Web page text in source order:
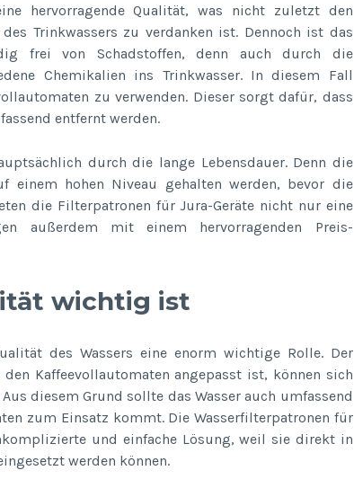
hervorragende Qualität, was nicht zuletzt den
Trinkwassers zu verdanken ist. Dennoch ist das
frei von Schadstoffen, denn auch durch die
Chemikalien ins Trinkwasser. In diesem Fall
zu verwenden. Dieser sorgt dafür, dass
entfernt werden.
durch die lange Lebensdauer. Denn die
einem hohen Niveau gehalten werden, bevor die
die Filterpatronen für Jura-Geräte nicht nur eine
außerdem mit einem hervorragenden Preis-
wichtig ist
des Wassers eine enorm wichtige Rolle. Der
Kaffeevollautomaten angepasst ist, können sich
diesem Grund sollte das Wasser auch umfassend
zum Einsatz kommt. Die Wasserfilterpatronen für
und einfache Lösung, weil sie direkt in
werden können.